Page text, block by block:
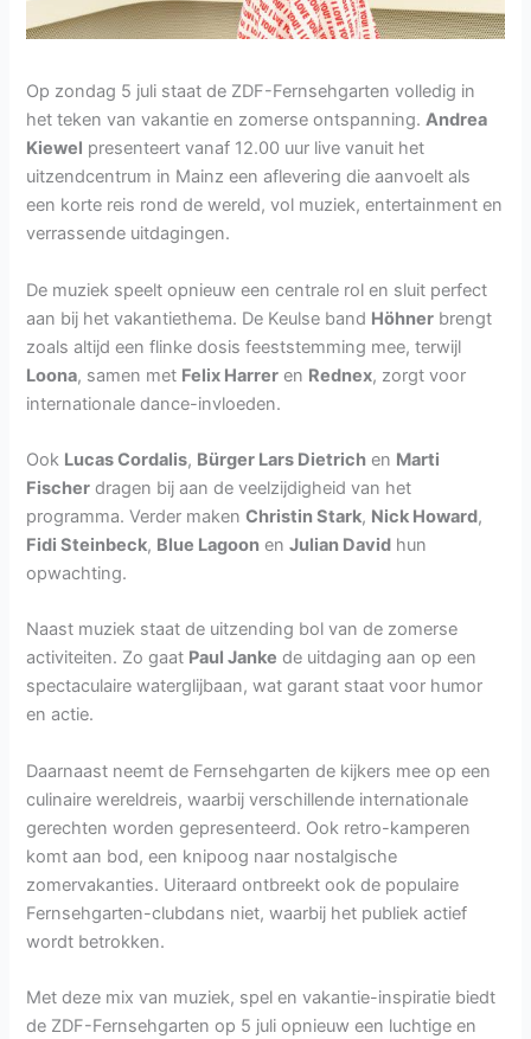
Op zondag 5 juli staat de ZDF-Fernsehgarten volledig in
het teken van vakantie en zomerse ontspanning.Andrea
Kiewel presenteert vanaf 12.00 uur live vanuit het
uitzendcentrum in Mainz een aflevering die aanvoelt als
een korte reis rond de wereld, vol muziek, entertainment en
verrassende uitdagingen.
De muziek speelt opnieuw een centrale rol en sluit perfect
aan bij het vakantiethema. De Keulse band Höhner brengt
zoals altijd een flinke dosis feeststemming mee, terwijl
Loona, samen met Felix Harrer en Rednex, zorgt voor
internationale dance-invloeden.
Ook Lucas Cordalis, Bürger Lars Dietrich en Marti
Fischer dragen bij aan de veelzijdigheid van het
programma. Verder makenChristin Stark, Nick Howard,
Fidi Steinbeck, Blue Lagoon enJulian David hun
opwachting.
Naast muziek staat de uitzending bol van de zomerse
activiteiten. Zo gaat Paul Janke de uitdaging aan op een
spectaculaire waterglijbaan, wat garant staat voor humor
en actie.
Daarnaast neemt de Fernsehgarten de kijkers mee op een
culinaire wereldreis, waarbij verschillende internationale
gerechten worden gepresenteerd. Ook retro-kamperen
komt aan bod, een knipoog naar nostalgische
zomervakanties. Uiteraard ontbreekt ook de populaire
Fernsehgarten-clubdans niet, waarbij het publiek actief
wordt betrokken.
Met deze mix van muziek, spel en vakantie-inspiratie biedt
de ZDF-Fernsehgarten op 5 juli opnieuw een luchtige en